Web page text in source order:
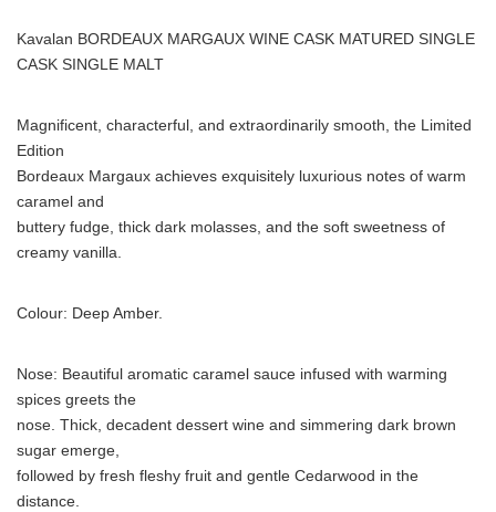
Kavalan BORDEAUX MARGAUX WINE CASK MATURED SINGLE
CASK SINGLE MALT
Magnificent, characterful, and extraordinarily smooth, the Limited
Edition
Bordeaux Margaux achieves exquisitely luxurious notes of warm
caramel and
buttery fudge, thick dark molasses, and the soft sweetness of
creamy vanilla.
Colour: Deep Amber.
Nose: Beautiful aromatic caramel sauce infused with warming
spices greets the
nose. Thick, decadent dessert wine and simmering dark brown
sugar emerge,
followed by fresh fleshy fruit and gentle Cedarwood in the
distance.